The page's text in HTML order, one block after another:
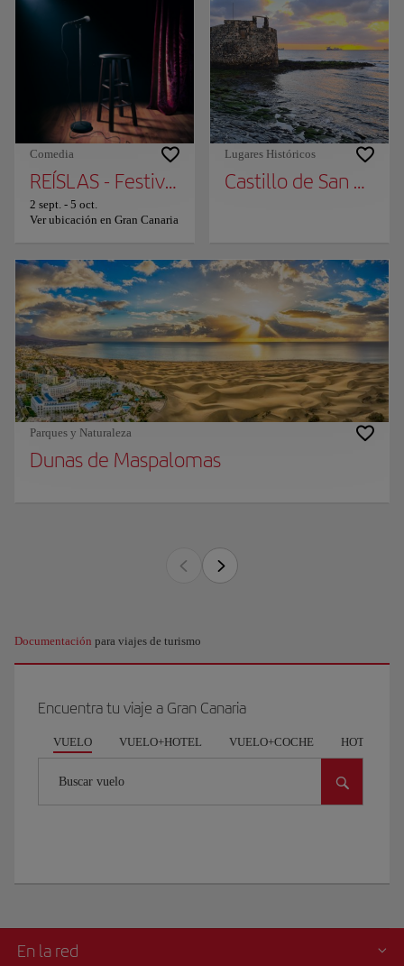
Comedia
REÍSLAS - Festival de Humor 8 Islas
2 sept. - 5 oct.
Ver ubicación en Gran Canaria
Lugares Históricos
Castillo de San
Parques y Naturaleza
Dunas de Maspalomas
Documentación para viajes de turismo
Encuentra tu viaje a Gran Canaria
VUELO VUELO+HOTEL VUELO+COCHE HOTEL
Buscar vuelo
En la red